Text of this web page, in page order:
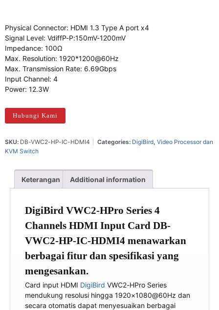
Physical Connector: HDMI 1.3 Type A port x4
Signal Level: VdiffP-P:150mV-1200mV
Impedance: 100Ω
Max. Resolution: 1920*1200@60Hz
Max. Transmission Rate: 6.69Gbps
Input Channel: 4
Power: 12.3W
Hubungi Kami
SKU: DB-VWC2-HP-IC-HDMI4 Categories: DigiBird, Video Processor dan
KVM Switch
Keterangan Additional information
DigiBird VWC2-HPro Series 4
Channels HDMI Input Card DB-
VWC2-HP-IC-HDMI4 menawarkan
berbagai fitur dan spesifikasi yang
mengesankan.
Card input HDMI DigiBird VWC2-HPro Series
mendukung resolusi hingga 1920×1080@60Hz dan
secara otomatis dapat menyesuaikan berbagai